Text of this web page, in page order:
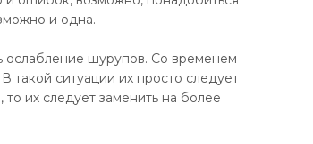
и одна.
шурупов. Со временем
такой ситуации их просто следует
их следует заменить на более